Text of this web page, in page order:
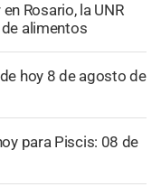
Rosario, la UNR
alimentos
hoy 8 de agosto de
para Piscis: 08 de